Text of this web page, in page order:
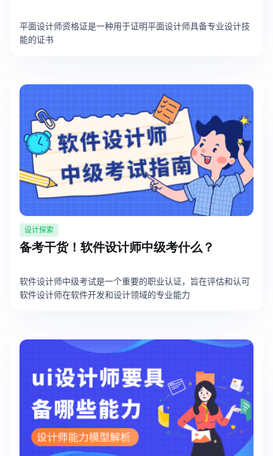
平面设计师资格证是一种用于证明平面设计师具备专业设计技
能的证书
设计探索
备考干货！软件设计师中级考什么？
软件设计师中级考试是一个重要的职业认证，旨在评估和认可
软件设计师在软件开发和设计领域的专业能力